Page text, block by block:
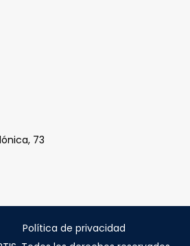
73
Política de privacidad